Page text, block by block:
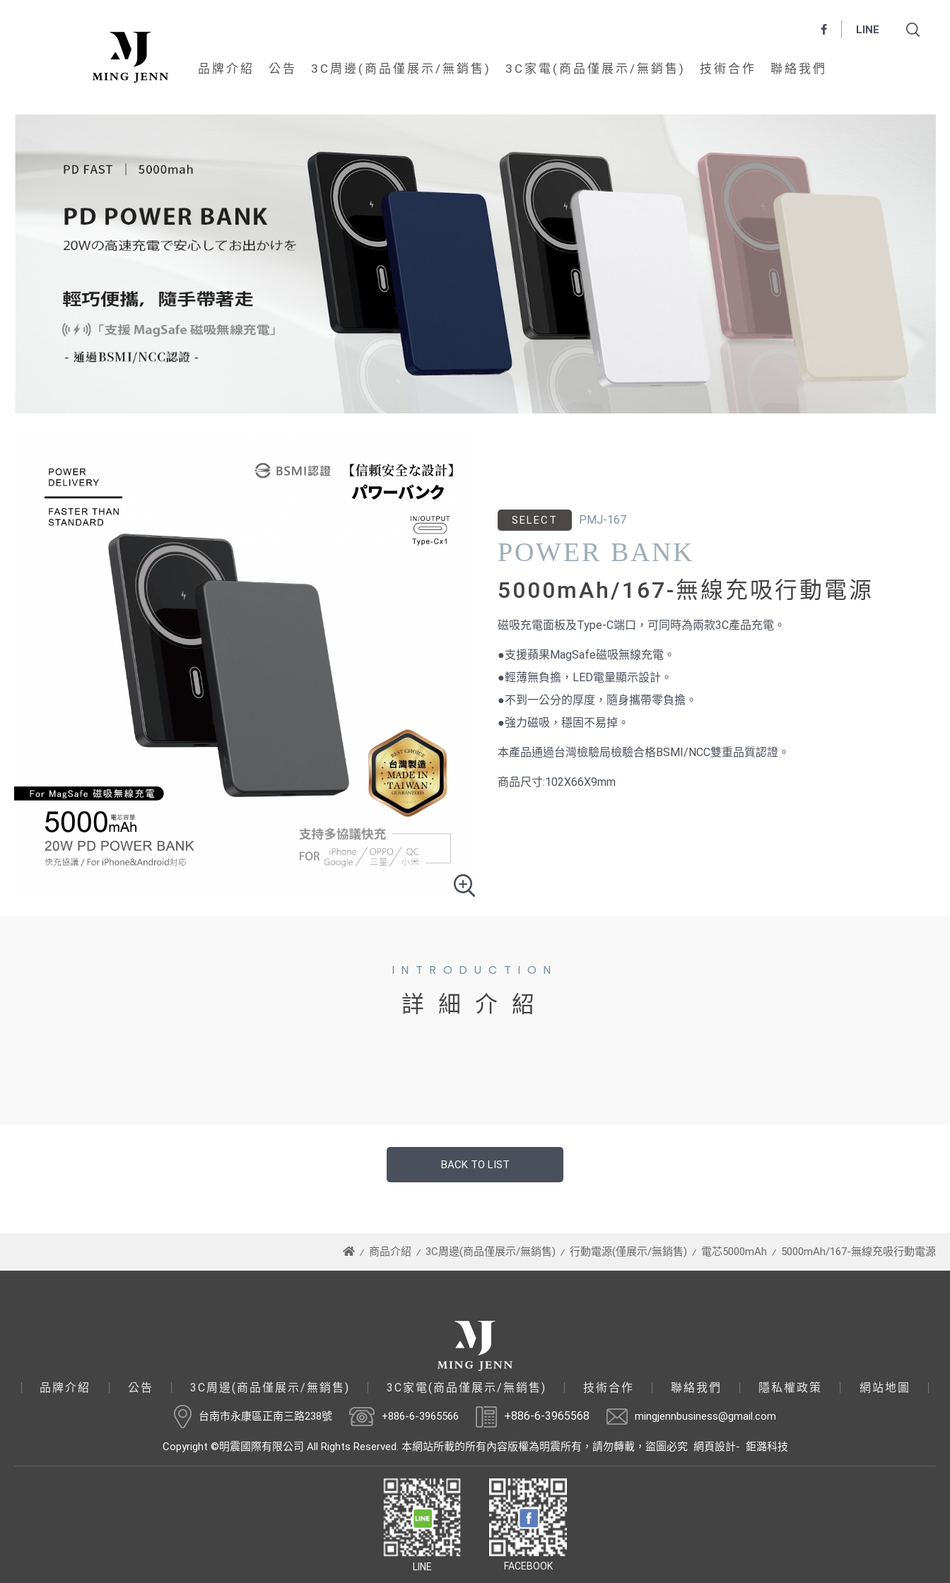
品牌介紹 公告 3C周邊(商品僅展示/無銷售) 3C家電(商品僅展示/無銷售) 技術合作 聯絡我們
LINE
SELECT PMJ-167
POWER BANK
5000mAh/167-無線充吸行動電源
磁吸充電面板及Type-C端口，可同時為兩款3C產品充電。
●支援蘋果MagSafe磁吸無線充電。
●輕薄無負擔，LED電量顯示設計。
●不到一公分的厚度，隨身攜帶零負擔。
●強力磁吸，穩固不易掉。
本產品通過台灣檢驗局檢驗合格BSMI/NCC雙重品質認證。
商品尺寸:102X66X9mm
INTRODUCTION
詳細介紹
BACK TO LIST
商品介紹 3C周邊(商品僅展示/無銷售) 行動電源(僅展示/無銷售) 電芯5000mAh 5000mAh/167-無線充吸行動電源
品牌介紹 公告 3C周邊(商品僅展示/無銷售) 3C家電(商品僅展示/無銷售) 技術合作 聯絡我們 隱私權政策 網站地圖
台南市永康區正南三路238號 +886-6-3965566 +886-6-3965568 mingjennbusiness@gmail.com
Copyright ©明震國際有限公司 All Rights Reserved. 本網站所載的所有內容版權為明震所有， 請勿轉載，盜圖必究 網頁設計- 鉅潞科技
LINE FACEBOOK